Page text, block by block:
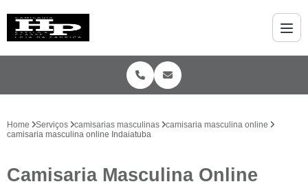
Home Serviços camisarias masculinas
camisaria masculina online
camisaria masculina online Indaiatuba
Camisaria Masculina Online